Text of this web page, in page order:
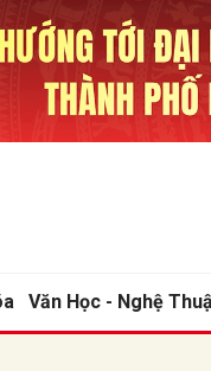
Văn Học - Nghệ
Gửi bình